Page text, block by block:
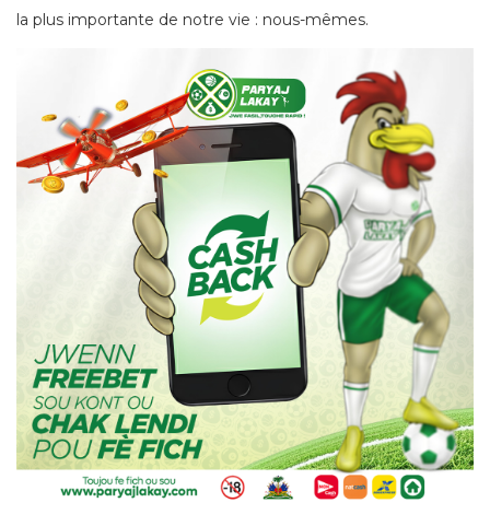
la plus importante de notre vie : nous-mêmes.